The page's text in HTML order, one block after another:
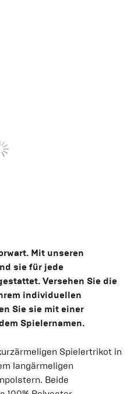
Mit unseren
sie für jede
Versehen Sie die
individuellen
Sie sie mit einer
Spielernamen.
Spielertrikot in
langärmeligen
Beide